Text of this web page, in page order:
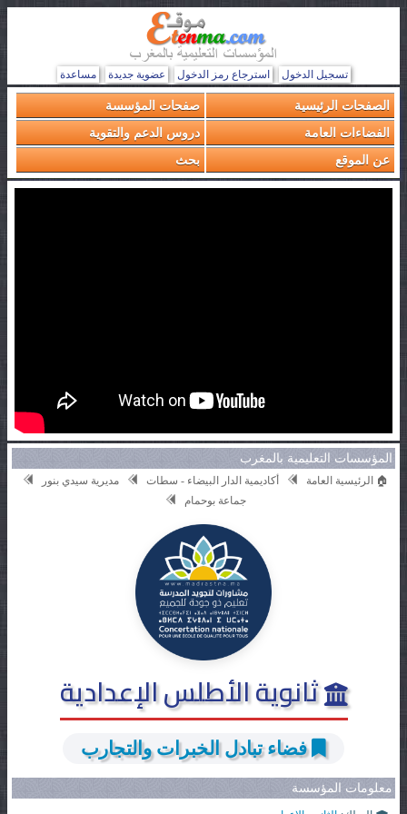
تسجيل الدخول استرجاع رمز الدخول عضوية جديدة مساعدة
الصفحات الرئيسية
صفحات المؤسسة
الفضاءات العامة
دروس الدعم والتقوية
عن الموقع
بحث
المؤسسات التعليمية بالمغرب
🏠 الرئيسية العامة أكاديمية الدار البيضاء - سطات
مديرية سيدي بنور
جماعة بوحمام
ثانوية الأطلس الإعدادية
فضاء تبادل الخبرات والتجارب
معلومات المؤسسة